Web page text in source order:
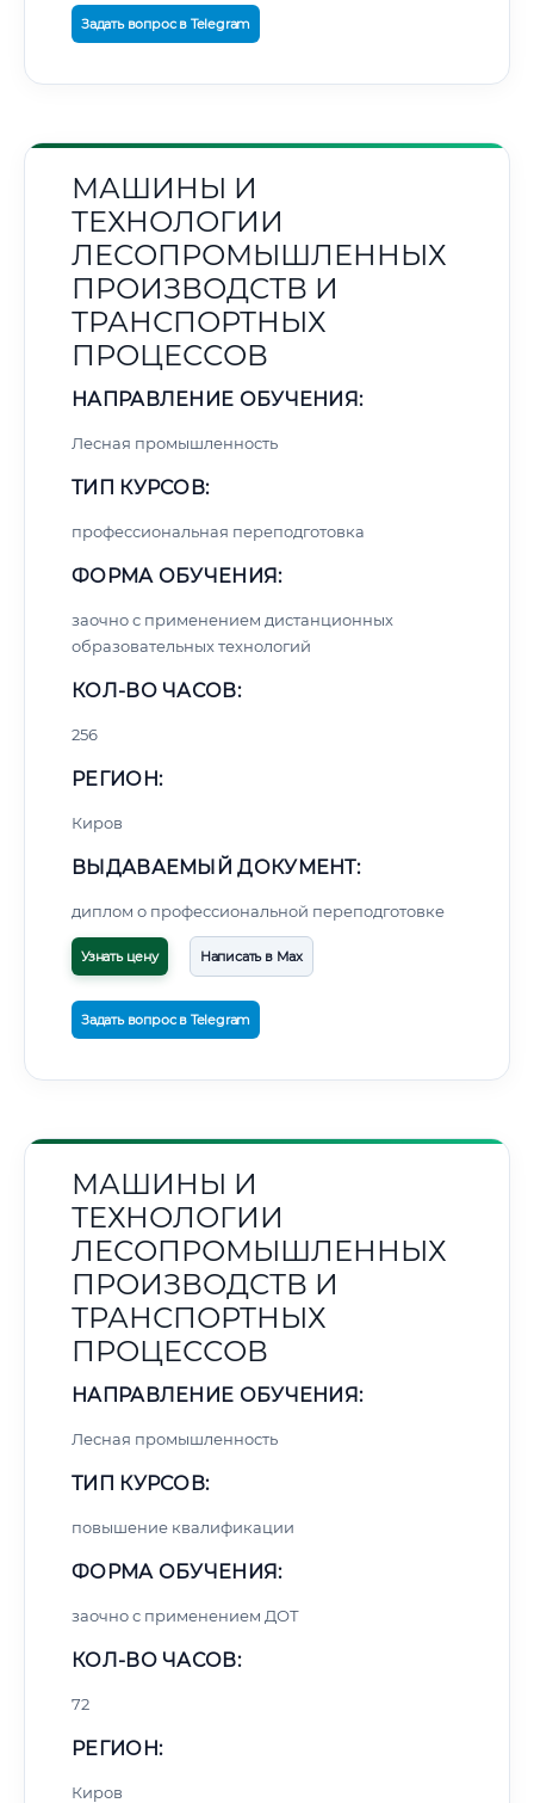
Задать вопрос в Telegram
МАШИНЫ И
ТЕХНОЛОГИИ
ЛЕСОПРОМЫШЛЕННЫХ
ПРОИЗВОДСТВ И
ТРАНСПОРТНЫХ
ПРОЦЕССОВ
НАПРАВЛЕНИЕ ОБУЧЕНИЯ:
Лесная промышленность
ТИП КУРСОВ:
профессиональная переподготовка
ФОРМА ОБУЧЕНИЯ:
заочно с применением дистанционных
образовательных технологий
КОЛ-ВО ЧАСОВ:
256
РЕГИОН:
Киров
ВЫДАВАЕМЫЙ ДОКУМЕНТ:
диплом о профессиональной переподготовке
Узнать цену Написать в Max
Задать вопрос в Telegram
МАШИНЫ И
ТЕХНОЛОГИИ
ЛЕСОПРОМЫШЛЕННЫХ
ПРОИЗВОДСТВ И
ТРАНСПОРТНЫХ
ПРОЦЕССОВ
НАПРАВЛЕНИЕ ОБУЧЕНИЯ:
Лесная промышленность
ТИП КУРСОВ:
повышение квалификации
ФОРМА ОБУЧЕНИЯ:
заочно с применением ДОТ
КОЛ-ВО ЧАСОВ:
72
РЕГИОН:
Киров